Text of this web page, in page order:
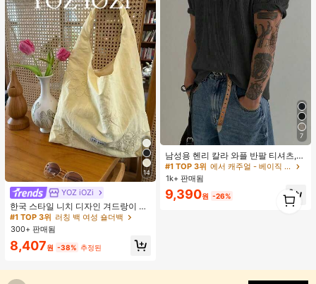
14
YOZ iOZi
한국 스타일 니치 디자인 겨드랑이 숄
더백, 다용도 패션 부드러운 여름 숄더
토트백 여성용,
#1 TOP 3위 러칭 백 여성 숄더백
거의 매진!
#1 TOP 3위 러칭 백 여성 숄더백
거의 매진!
#1 TOP 3위 러칭 백 여성 숄더백
거의 매진!
#1 TOP 3위
러칭 백 여성 숄더백
거의 매진!
300+ 판매됨
8,407원 -38% 추정된
7
남성용 헨리 칼라 와플 반팔 티셔츠,
가볍고 통기성이 좋은 기본 티, 미국
미니멀리스트 스타일, 모든 계절에 적
합
#1 TOP 3위
에서 캐주얼 - 베이직 남성 상의
1k+ 판매됨
9,390원 -26%
1